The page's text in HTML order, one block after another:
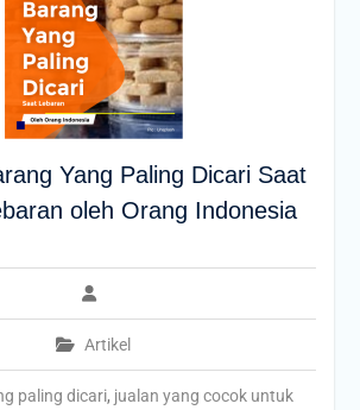
Yang Paling Dicari Saat
oleh Orang Indonesia
Artikel
paling dicari, jualan yang cocok untuk